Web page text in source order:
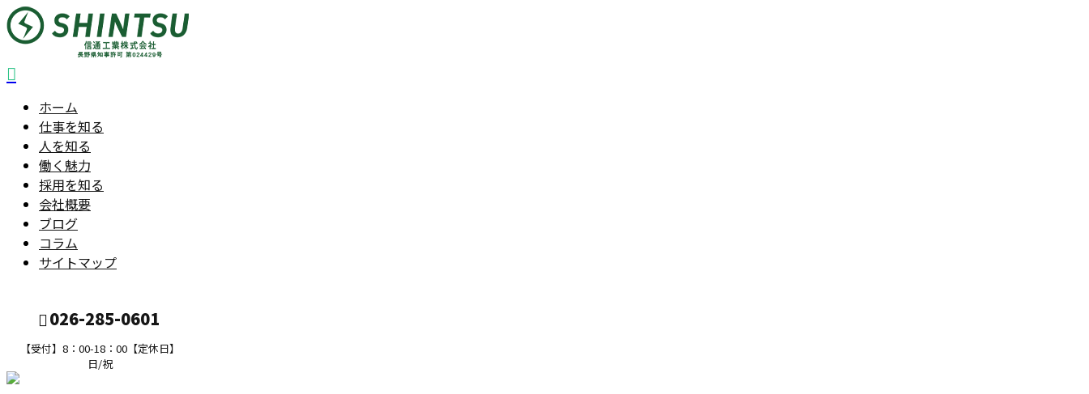
ホーム
仕事を知る
人を知る
働く魅力
採用を知る
会社概要
ブログ
コラム
サイトマップ
026-285-0601
【受付】8：00-18：00【定休日】
日/祝